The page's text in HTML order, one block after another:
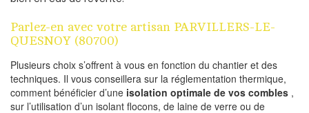
Parlez-en avec votre artisan PARVILLERS-LE-
QUESNOY (80700)
Plusieurs choix s’offrent à vous en fonction du chantier et des
techniques. Il vous conseillera sur la réglementation thermique,
comment bénéficier d’une isolation optimale de vos combles ,
sur l’utilisation d’un isolant flocons, de laine de verre ou de